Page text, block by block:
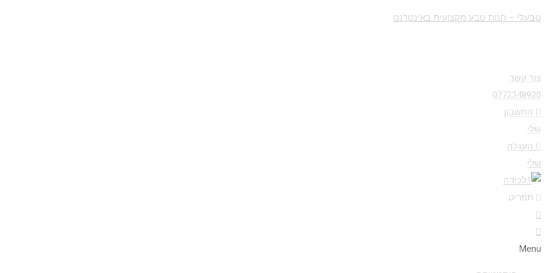
טבעלי – חנות טבע מקצועית באינטרנט
צור קשר
0772348920
החשבון
שלי
העגלה
שלי
תפריט
Menu